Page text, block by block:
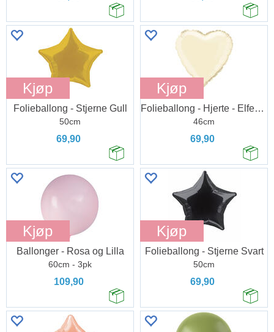
Kjøp
Folieballong - Stjerne Gull
50cm
69,90
Kjøp
Folieballong - Hjerte - Elfenben
46cm
69,90
Kjøp
Ballonger - Rosa og Lilla
60cm - 3pk
109,90
Kjøp
Folieballong - Stjerne Svart
50cm
69,90